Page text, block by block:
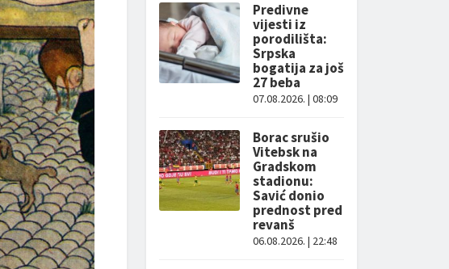
Predivne
vijesti iz
porodilišta:
Srpska
bogatija za još
27 beba
07.08.2026. | 08:09
Borac srušio
Vitebsk na
Gradskom
stadionu:
Savić donio
prednost pred
revanš
06.08.2026. | 22:48